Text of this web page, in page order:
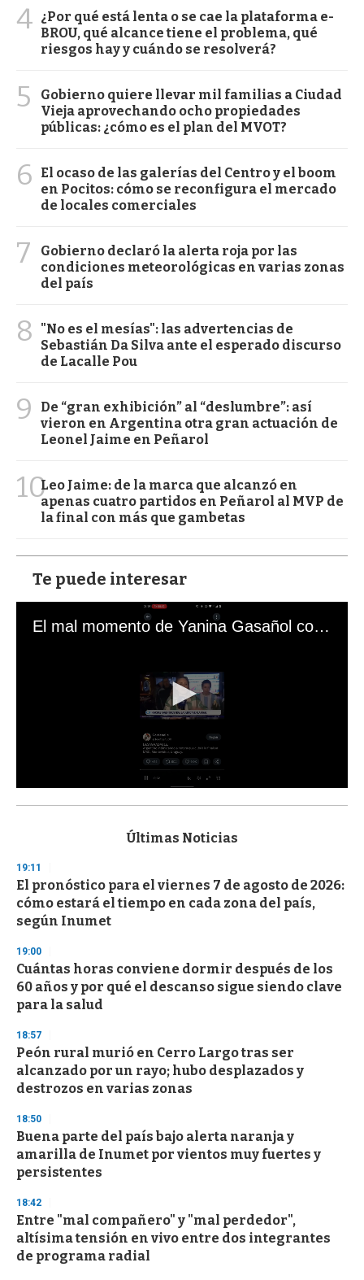
4 ¿Por qué está lenta o se cae la plataforma e-
BROU, qué alcance tiene el problema, qué
riesgos hay y cuándo se resolverá?
5
Gobierno quiere llevar mil familias a Ciudad
Vieja aprovechando ocho propiedades
públicas: ¿cómo es el plan del MVOT?
6
El ocaso de las galerías del Centro y el boom
en Pocitos: cómo se reconfigura el mercado
de locales comerciales
7
Gobierno declaró la alerta roja por las
condiciones meteorológicas en varias zonas
del país
8
"No es el mesías": las advertencias de
Sebastián Da Silva ante el esperado discurso
de Lacalle Pou
9
De “gran exhibición” al “deslumbre”: así
vieron en Argentina otra gran actuación de
Leonel Jaime en Peñarol
10Leo Jaime: de la marca que alcanzó en
apenas cuatro partidos en Peñarol al MVP de
la final con más que gambetas
Te puede interesar
El mal momento de Yanina Gasañol con un hincha argentino en "Subrayado"
s
d
s
o
f
3
s
e
c
o
n
d
Últimas Noticias
19:11
El pronóstico para el viernes 7 de agosto de 2026:
cómo estará el tiempo en cada zona del país,
según Inumet
19:00
Cuántas horas conviene dormir después de los
60 años y por qué el descanso sigue siendo clave
para la salud
18:57
Peón rural murió en Cerro Largo tras ser
alcanzado por un rayo; hubo desplazados y
destrozos en varias zonas
18:50
Buena parte del país bajo alerta naranja y
amarilla de Inumet por vientos muy fuertes y
persistentes
18:42
Entre "mal compañero" y "mal perdedor",
altísima tensión en vivo entre dos integrantes
de programa radial